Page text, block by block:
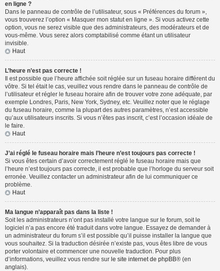
en ligne ?
Dans le panneau de contrôle de l’utilisateur, sous « Préférences du forum »,
vous trouverez l’option « Masquer mon statut en ligne ». Si vous activez cette
option, vous ne serez visible que des administrateurs, des modérateurs et de
vous-même. Vous serez alors comptabilisé comme étant un utilisateur
invisible.
Haut
L’heure n’est pas correcte !
Il est possible que l’heure affichée soit réglée sur un fuseau horaire différent du
vôtre. Si tel était le cas, veuillez vous rendre dans le panneau de contrôle de
l’utilisateur et régler le fuseau horaire afin de trouver votre zone adéquate, par
exemple Londres, Paris, New York, Sydney, etc. Veuillez noter que le réglage
du fuseau horaire, comme la plupart des autres paramètres, n’est accessible
qu’aux utilisateurs inscrits. Si vous n’êtes pas inscrit, c’est l’occasion idéale de
le faire.
Haut
J’ai réglé le fuseau horaire mais l’heure n’est toujours pas correcte !
Si vous êtes certain d’avoir correctement réglé le fuseau horaire mais que
l’heure n’est toujours pas correcte, il est probable que l’horloge du serveur soit
erronée. Veuillez contacter un administrateur afin de lui communiquer ce
problème.
Haut
Ma langue n’apparaît pas dans la liste !
Soit les administrateurs n’ont pas installé votre langue sur le forum, soit le
logiciel n’a pas encore été traduit dans votre langue. Essayez de demander à
un administrateur du forum s’il est possible qu’il puisse installer la langue que
vous souhaitez. Si la traduction désirée n’existe pas, vous êtes libre de vous
porter volontaire et commencer une nouvelle traduction. Pour plus
d’informations, veuillez vous rendre sur le site internet de phpBB® (en
anglais).